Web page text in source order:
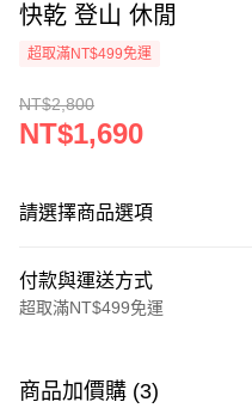
快乾 登山 休閒
超取滿NT$499免運
NT$2,800
NT$1,690
請選擇商品選項
付款與運送方式
超取滿NT$499免運
信用卡一次付款
商品加價購 (3)